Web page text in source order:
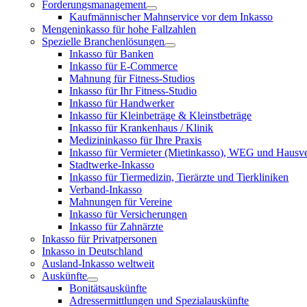
Forderungsmanagement
Kaufmännischer Mahnservice vor dem Inkasso
Mengeninkasso für hohe Fallzahlen
Spezielle Branchenlösungen
Inkasso für Banken
Inkasso für E-Commerce
Mahnung für Fitness-Studios
Inkasso für Ihr Fitness-Studio
Inkasso für Handwerker
Inkasso für Kleinbeträge & Kleinstbeträge
Inkasso für Krankenhaus / Klinik
Medizininkasso für Ihre Praxis
Inkasso für Vermieter (Mietinkasso), WEG und
Stadtwerke-Inkasso
Inkasso für Tiermedizin, Tierärzte und Tierkliniken
Verband-Inkasso
Mahnungen für Vereine
Inkasso für Versicherungen
Inkasso für Zahnärzte
Inkasso für Privatpersonen
Inkasso in Deutschland
Ausland-Inkasso weltweit
Auskünfte
Bonitätsauskünfte
Adressermittlungen und Spezialauskünfte